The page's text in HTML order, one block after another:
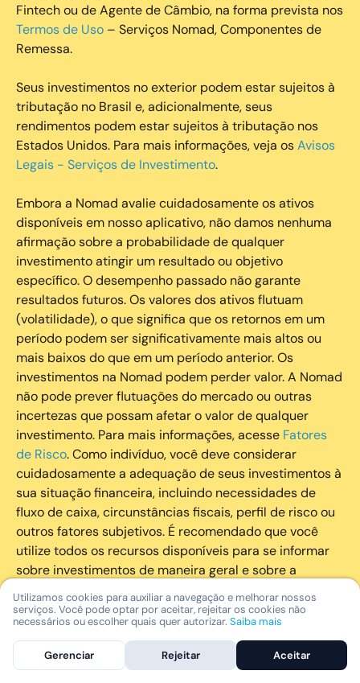
Fintech ou de Agente de Câmbio, na forma prevista nos
Termos de Uso – Serviços Nomad, Componentes de
Remessa.
Seus investimentos no exterior podem estar sujeitos à
tributação no Brasil e, adicionalmente, seus
rendimentos podem estar sujeitos à tributação nos
Estados Unidos. Para mais informações, veja osAvisos
Legais - Serviços de Investimento.
Embora a Nomad avalie cuidadosamente os ativos
disponíveis em nosso aplicativo, não damos nenhuma
afirmação sobre a probabilidade de qualquer
investimento atingir um resultado ou objetivo
específico. O desempenho passado não garante
resultados futuros. Os valores dos ativos flutuam
(volatilidade), o que significa que os retornos em um
período podem ser significativamente mais altos ou
mais baixos do que em um período anterior. Os
investimentos na Nomad podem perder valor. A Nomad
não pode prever flutuações do mercado ou outras
incertezas que possam afetar o valor de qualquer
investimento. Para mais informações, acesse Fatores
de Risco. Como indivíduo, você deve considerar
cuidadosamente a adequação de seus investimentos à
sua situação financeira, incluindo necessidades de
fluxo de caixa, circunstâncias fiscais, perfil de risco ou
outros fatores subjetivos. É recomendado que você
utilize todos os recursos disponíveis para se informar
sobre investimentos de maneira geral e sobre a
composição geral de seu portfólio. Questões fiscais ou
legais relativas aos investimentos realizados através da
Nomad devem ser obtidas pelos próprios clientes. A
Nomad e suas afiliadas não fornecem nenhum tipo de
aconselhamento legal ou fiscal.
Utilizamos cookies para auxiliar a navegação e melhorar nossos
serviços. Você pode optar por aceitar, rejeitar os cookies não
necessários ou escolher quais quer autorizar. Saiba mais
Gerenciar Rejeitar Aceitar